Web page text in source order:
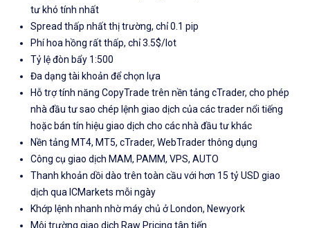
tư khó tính nhất
Spread thấp nhất thị trường, chỉ 0.1 pip
Phí hoa hồng rất thấp, chỉ 3.5$/lot
Tỷ lệ đòn bẩy 1:500
Đa dạng tài khoản để chọn lựa
Hỗ trợ tính năng CopyTrade trên nền tảng cTrader, cho phép
nhà đầu tư sao chép lệnh giao dịch của các trader nổi tiếng
hoặc bán tín hiệu giao dịch cho các nhà đầu tư khác
Nền tảng MT4, MT5, cTrader, WebTrader thông dụng
Công cụ giao dịch MAM, PAMM, VPS, AUTO
Thanh khoản dồi dào trên toàn cầu với hơn 15 tỷ USD giao
dịch qua ICMarkets mỗi ngày
Khớp lệnh nhanh nhờ máy chủ ở London, Newyork
Môi trường giao dịch Raw Pricing tân tiến